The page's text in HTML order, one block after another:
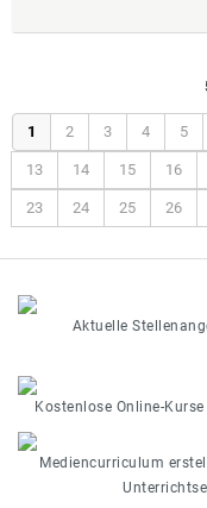
1 2 3 4 5
13 14 15 16
23 24 25 26
Aktuelle
Kostenlose Online-
Mediencurriculum